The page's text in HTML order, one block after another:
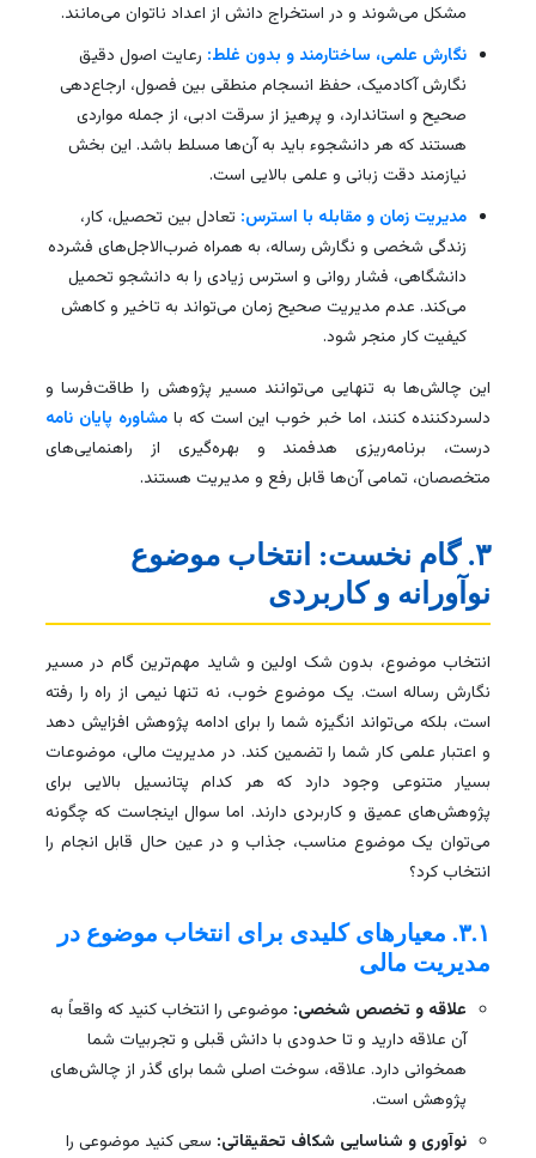
مشکل می‌شوند و در استخراج دانش از اعداد ناتوان می‌مانند.
نگارش علمی، ساختارمند و بدون غلط: رعایت اصول دقیق
نگارش آکادمیک، حفظ انسجام منطقی بین فصول، ارجاع‌دهی
صحیح و استاندارد، و پرهیز از سرقت ادبی، از جمله مواردی
هستند که هر دانشجوء باید به آن‌ها مسلط باشد. این بخش
نیازمند دقت زبانی و علمی بالایی است.
مدیریت زمان و مقابله با استرس:تعادل بین تحصیل، کار،
زندگی شخصی و نگارش رساله، به همراه ضرب‌الاجل‌های فشرده
دانشگاهی، فشار روانی و استرس زیادی را به دانشجو تحمیل
می‌کند. عدم مدیریت صحیح زمان می‌تواند به تاخیر و کاهش
کیفیت کار منجر شود.
این چالش‌ها به تنهایی می‌توانند مسیر پژوهش را طاقت‌فرسا و
دلسردکننده کنند، اما خبر خوب این است که با مشاوره پایان نامه
درست، برنامه‌ریزی هدفمند و بهره‌گیری از راهنمایی‌های
متخصصان، تمامی آن‌ها قابل رفع و مدیریت هستند.
۳. گام نخست: انتخاب موضوع
نوآورانه و کاربردی
انتخاب موضوع، بدون شک اولین و شاید مهم‌ترین گام در مسیر
نگارش رساله است. یک موضوع خوب، نه تنها نیمی از راه را رفته
است، بلکه می‌تواند انگیزه شما را برای ادامه پژوهش افزایش دهد
و اعتبار علمی کار شما را تضمین کند. در مدیریت مالی، موضوعات
بسیار متنوعی وجود دارد که هر کدام پتانسیل بالایی برای
پژوهش‌های عمیق و کاربردی دارند. اما سوال اینجاست که چگونه
می‌توان یک موضوع مناسب، جذاب و در عین حال قابل انجام را
انتخاب کرد؟
۳.۱. معیارهای کلیدی برای انتخاب موضوع در
مدیریت مالی
علاقه و تخصص شخصی:موضوعی را انتخاب کنید که واقعاً به
آن علاقه دارید و تا حدودی با دانش قبلی و تجربیات شما
همخوانی دارد. علاقه، سوخت اصلی شما برای گذر از چالش‌های
پژوهش است.
نوآوری و شناسایی شکاف تحقیقاتی:سعی کنید موضوعی را